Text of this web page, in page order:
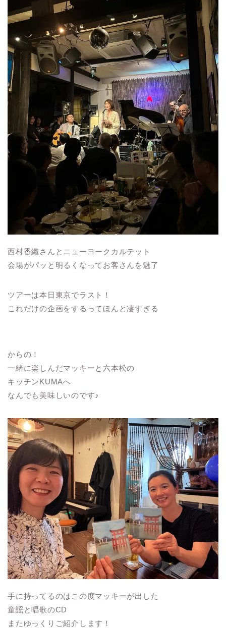
西村香織さんとニューヨークカルテット
会場がパッと明るくなってお客さんを魅了
ツアーは本日東京でラスト！
これだけの企画をするってほんと凄すぎる
からの！
一緒に楽しんだマッキーと六本松の
キッチンKUMAへ
なんでも美味しいのです♪
手に持ってるのはこの度マッキーが出した
童謡と唱歌のCD
またゆっくりご紹介します！